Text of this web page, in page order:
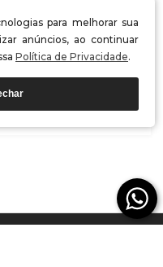
para melhorar sua
anúncios, ao continuar
Política de Privacidade.
de Produtos